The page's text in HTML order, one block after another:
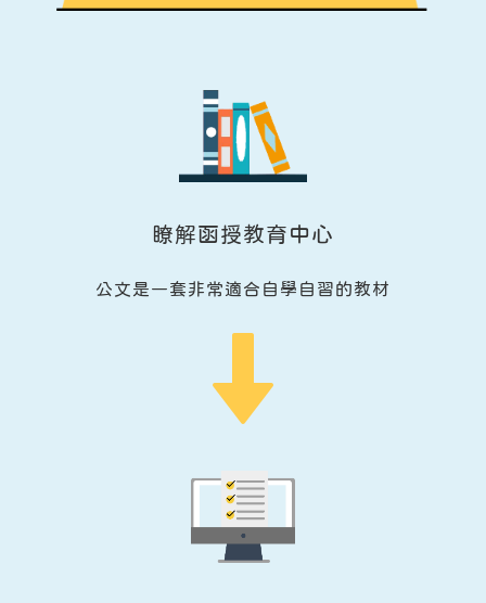
瞭解函授教育中心
公文是一套非常適合自學自習的教材